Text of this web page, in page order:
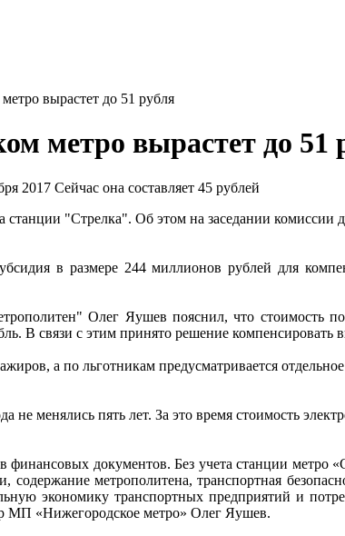
вырастет до 51 рубля
метро вырастет до 51
2017 Сейчас она составляет 45 рублей
"Стрелка". Об этом на заседании
в размере 244 миллионов рублей для
Олег Яушев пояснил, что стоимость
В связи с этим принято решение
а по льготникам предусматривается
менялись пять лет. За это время стоимость
документов. Без учета станции метро
метрополитена, транспортная
экономику транспортных предприятий и
МП «Нижегородское метро» Олег Яушев.